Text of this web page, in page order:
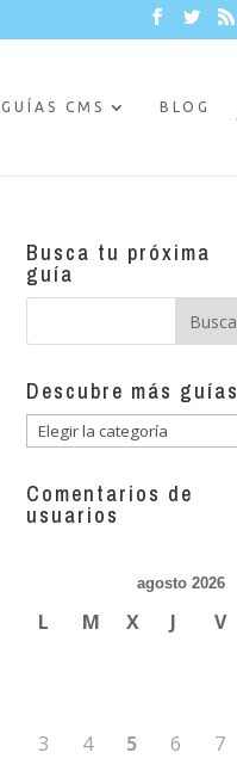
GUÍAS CMS BLOG
Busca tu próxima
guía
Descubre más guías
Descubre
guías
Comentarios de
usuarios
agosto 2026
L M X J V
3 4 5 6 7